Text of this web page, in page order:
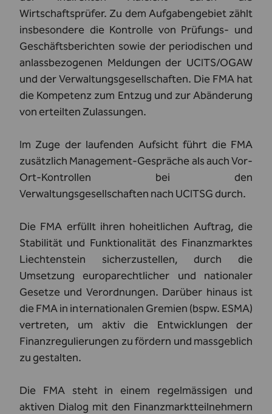
Wirtschaftsprüfer. Zu dem Aufgabengebiet zählt
insbesondere die Kontrolle von Prüfungs- und
Geschäftsberichten sowie der periodischen und
anlassbezogenen Meldungen der UCITS/OGAW
und der Verwaltungsgesellschaften. Die FMA hat
die Kompetenz zum Entzug und zur Abänderung
von erteilten Zulassungen.
Im Zuge der laufenden Aufsicht führt die FMA
zusätzlich Management-Gespräche als auch Vor-
Ort-Kontrollen bei den
Verwaltungsgesellschaften nach UCITSG durch.
Die FMA erfüllt ihren hoheitlichen Auftrag, die
Stabilität und Funktionalität des Finanzmarktes
Liechtenstein sicherzustellen, durch die
Umsetzung europarechtlicher und nationaler
Gesetze und Verordnungen. Darüber hinaus ist
die FMA in internationalen Gremien (bspw. ESMA)
vertreten, um aktiv die Entwicklungen der
Finanzregulierungen zu fördern und massgeblich
zu gestalten.
Die FMA steht in einem regelmässigen und
aktiven Dialog mit den Finanzmarktteilnehmern